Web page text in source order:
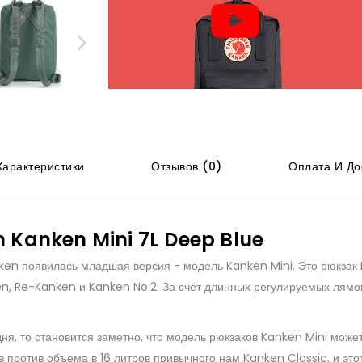
Отзывов (0) Оплата И
Mini 7L Deep Blue
появилась младшая версия - модель Kanken Mini. Это
Re-Kanken и Kanken No.2. За счёт длинных регулируемых
то становится заметно, что модель рюкзаков Kanken Mini
объема в 16 литров привычного нам Kanken Classic, и